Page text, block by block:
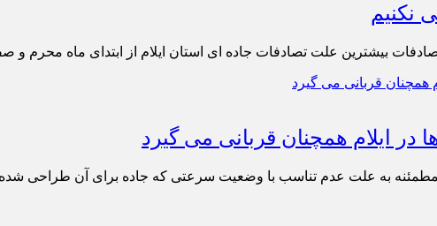
نکنیم
بیشترین علت تصادفات جاده ای استان ایلام از ابتدای ماه محرم
در ایلام همچنان قربانی می گیرد
مطمئنه به علت عدم تناسب با وضعیت سرعتی که جاده برای آن طراحی